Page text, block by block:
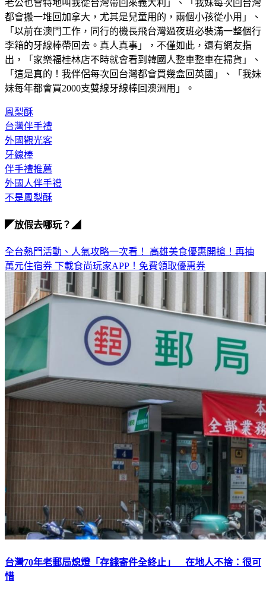
該貼文隨即引來大量回應，許多人分享親身經歷，「舉手！我
老公也會特地叫我從台灣帶回來義大利」、「我妹每次回台灣
都會搬一堆回加拿大，尤其是兒童用的，兩個小孩從小用」、
「以前在澳門工作，同行的機長飛台灣過夜班必裝滿一整個行
李箱的牙線棒帶回去。真人真事」，不僅如此，還有網友指
出，「家樂福桂林店不時就會看到韓國人整車整車在掃貨」、
「這是真的！我伴侶每次回台灣都會買幾盒回英國」、「我妹
鳳梨酥
台灣伴手禮
外國觀光客
牙線棒
伴手禮推薦
外國人伴手禮
全台熱門活動、人氣攻略一次看！高雄美食優惠開搶！再抽
萬元住宿券
下載食尚玩家APP！免費領取優惠券
台灣70年老郵局熄燈「存錢寄件全終止」 在地人不捨：很可